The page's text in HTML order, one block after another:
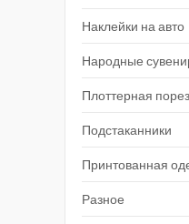
Наклейки на авто
Народные
Плоттерная
Подстаканники
Принтованная
Разное